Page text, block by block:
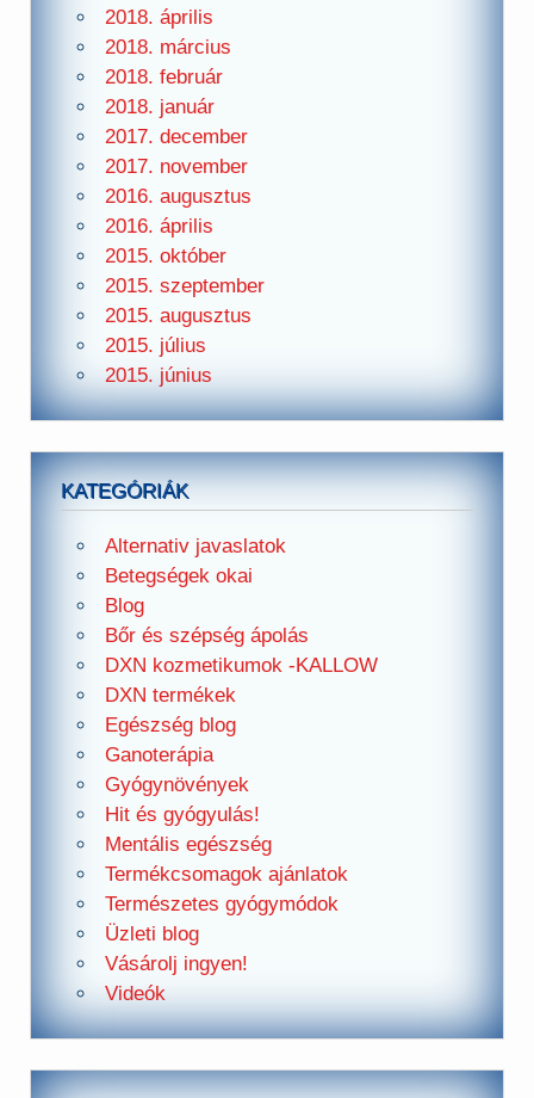
2018. április
2018. március
2018. február
2018. január
2017. december
2017. november
2016. augusztus
2016. április
2015. október
2015. szeptember
2015. augusztus
2015. július
2015. június
KATEGÓRIÁK
Alternativ javaslatok
Betegségek okai
Blog
Bőr és szépség ápolás
DXN kozmetikumok -KALLOW
DXN termékek
Egészség blog
Ganoterápia
Gyógynövények
Hit és gyógyulás!
Mentális egészség
Termékcsomagok ajánlatok
Természetes gyógymódok
Üzleti blog
Vásárolj ingyen!
Videók